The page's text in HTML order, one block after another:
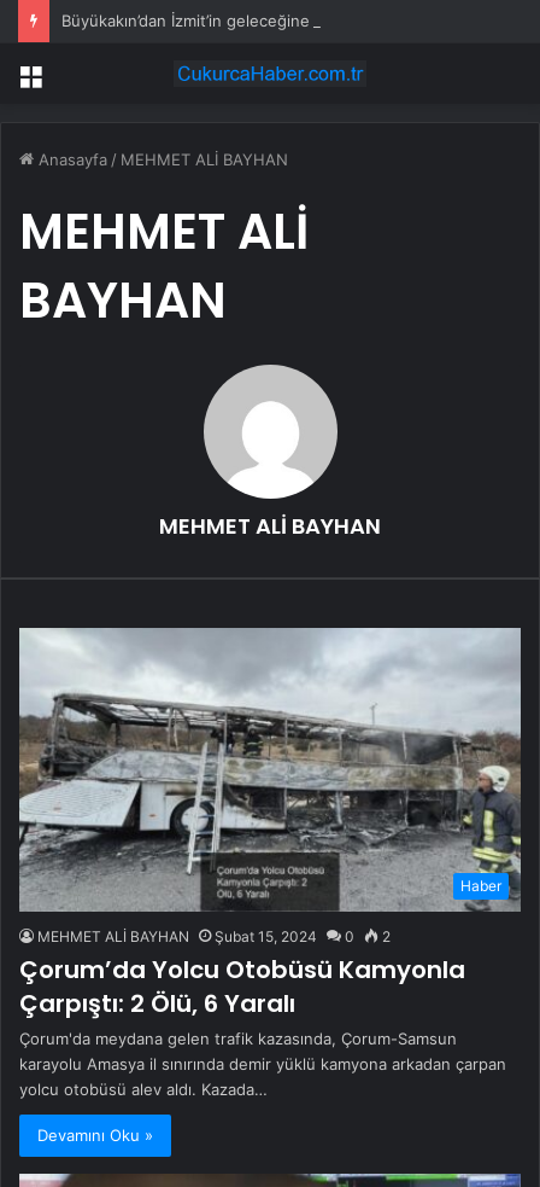
Büyükakın’dan İzmit’in geleceğine yakın takip
Menü
Anasayfa / MEHMET ALİ BAYHAN
MEHMET ALİ
BAYHAN
MEHMET ALİ BAYHAN
Haber
MEHMET ALİ BAYHAN Şubat 15, 2024 0 2
Çorum’da Yolcu Otobüsü Kamyonla
Çarpıştı: 2 Ölü, 6 Yaralı
Çorum'da meydana gelen trafik kazasında, Çorum-Samsun
karayolu Amasya il sınırında demir yüklü kamyona arkadan çarpan
yolcu otobüsü alev aldı. Kazada…
Devamını Oku »